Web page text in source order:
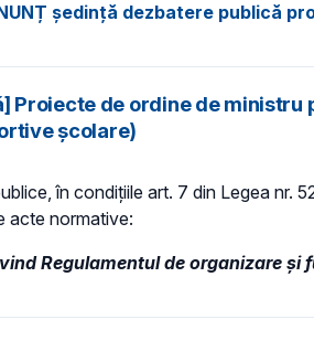
ședință dezbatere publică
Proiecte de ordine de
școlare)
în condiţiile art. 7 din Legea nr.
acte normative:
Regulamentul de organizare